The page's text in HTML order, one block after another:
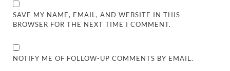
SAVE MY NAME, EMAIL, AND WEBSITE IN THIS
BROWSER FOR THE NEXT TIME I COMMENT.
NOTIFY ME OF FOLLOW-UP COMMENTS BY EMAIL.